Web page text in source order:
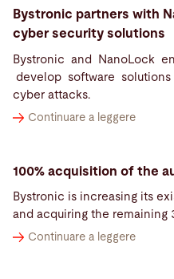
Bystronic partners with
cyber security solutions
Bystronic and NanoLock
develop software solutions
cyber attacks.
Continuare a leggere
100% acquisition of the
Bystronic is increasing its
and acquiring the remaining
Continuare a leggere